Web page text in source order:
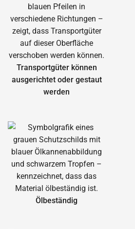
Transportgüter können
ausgerichtet oder gestaut
werden
Ölbeständig